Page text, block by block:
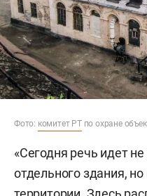
Фото: комитет РТпо охране
«Сегодня речь идет
отдельного здания,